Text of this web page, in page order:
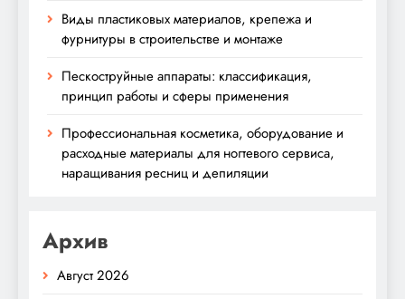
Виды пластиковых материалов, крепежа и
фурнитуры в строительстве и монтаже
Пескоструйные аппараты: классификация,
принцип работы и сферы применения
Профессиональная косметика, оборудование и
расходные материалы для ногтевого сервиса,
наращивания ресниц и депиляции
Архив
Август 2026